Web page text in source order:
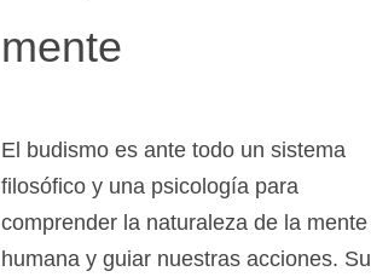
mente
El budismo es ante todo un sistema
filosófico y una psicología para
comprender la naturaleza de la mente
humana y guiar nuestras acciones. Su